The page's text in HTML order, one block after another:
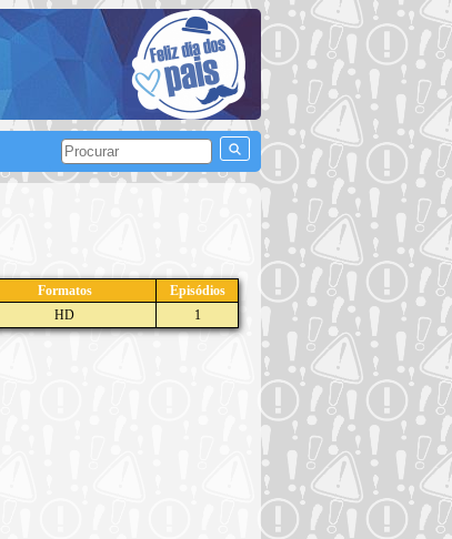
Formatos
Episódios
HD 1